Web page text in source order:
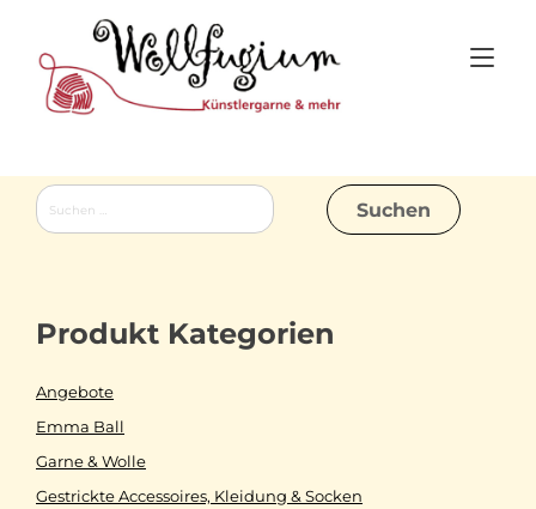
content
Suchen
nach:
Produkt Kategorien
Angebote
Emma Ball
Garne & Wolle
Gestrickte Accessoires, Kleidung & Socken